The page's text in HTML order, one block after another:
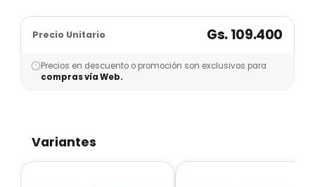
Precio Unitario Gs. 109.400
Precios en descuento o promoción son exclusivos para
compras vía Web.
Variantes